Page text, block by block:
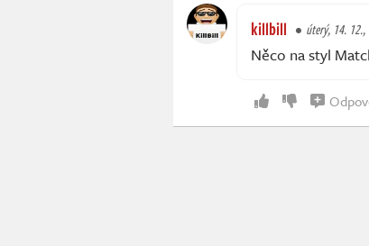
killbill úterý, 14.
Něco na styl